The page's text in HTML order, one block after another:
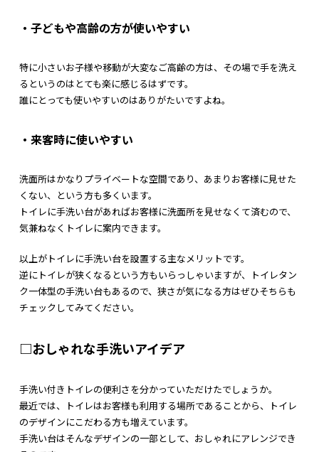
・子どもや高齢の方が使いやすい
特に小さいお子様や移動が大変なご高齢の方は、その場で手を洗え
るというのはとても楽に感じるはずです。
誰にとっても使いやすいのはありがたいですよね。
・来客時に使いやすい
洗面所はかなりプライベートな空間であり、あまりお客様に見せた
くない、という方も多くいます。
トイレに手洗い台があればお客様に洗面所を見せなくて済むので、
気兼ねなくトイレに案内できます。
以上がトイレに手洗い台を設置する主なメリットです。
逆にトイレが狭くなるという方もいらっしゃいますが、トイレタン
ク一体型の手洗い台もあるので、狭さが気になる方はぜひそちらも
チェックしてみてください。
□おしゃれな手洗いアイデア
手洗い付きトイレの便利さを分かっていただけたでしょうか。
最近では、トイレはお客様も利用する場所であることから、トイレ
のデザインにこだわる方も増えています。
手洗い台はそんなデザインの一部として、おしゃれにアレンジでき